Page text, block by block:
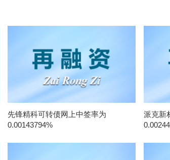
先锋精科可转债网上中签率为
0.00143794%
派克新